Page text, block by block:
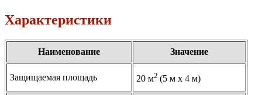
Характеристики
Наименование Значение
Защищаемая площадь 20 м2 (5 м х 4 м)